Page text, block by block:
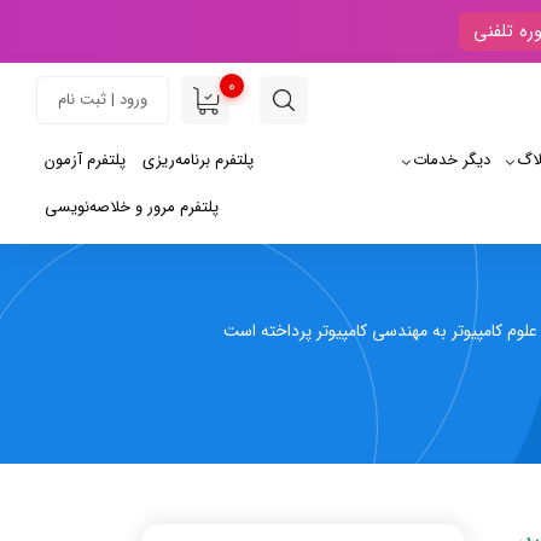
تلفنی
0
ورود | ثبت نام
دیگر خدمات پلتفرم آزمون
پلتفرم برنامه‌ریزی
پلتفرم مرور و خلاصه‌نویسی
کامپیوتر به مهندسی کامپیوتر پرداخته است